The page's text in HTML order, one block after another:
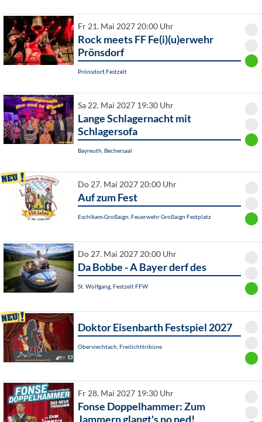
Fr 21. Mai 2027 20:00 Uhr
Rock meets FF Fe(i)(u)erwehr
Prönsdorf
Prönsdorf, Festzelt
Sa 22. Mai 2027 19:30 Uhr
Lange Schlagernacht mit
Schlagersofa
Bayreuth, Bechersaal
Do 27. Mai 2027 20:00 Uhr
Auf zum Fest
Eschlkam-Großaign, Feuerwehr Großaign Festplatz
Do 27. Mai 2027 20:00 Uhr
Da Bobbe - A Bayer derf des
St. Wolfgang, Festzelt FFW
Doktor Eisenbarth Festspiel 2027
Oberviechtach, Freilichttribüne
Fr 28. Mai 2027 19:30 Uhr
Fonse Doppelhammer: Zum
Jammern glangt's no ned!